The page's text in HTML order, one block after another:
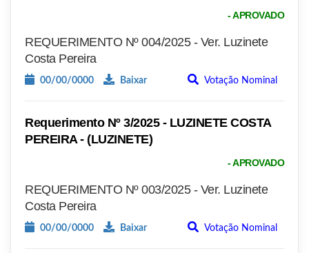
- APROVADO
REQUERIMENTO Nº 004/2025 - Ver. Luzinete
Costa Pereira
00/00/0000 Baixar Votação Nominal
Requerimento Nº 3/2025 - LUZINETE COSTA
PEREIRA - (LUZINETE)
- APROVADO
REQUERIMENTO Nº 003/2025 - Ver. Luzinete
Costa Pereira
00/00/0000 Baixar Votação Nominal